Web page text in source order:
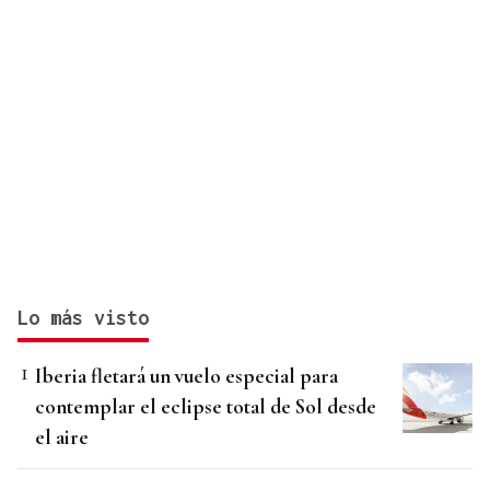
Lo más visto
Iberia fletará un vuelo especial para
contemplar el eclipse total de Sol desde
el aire